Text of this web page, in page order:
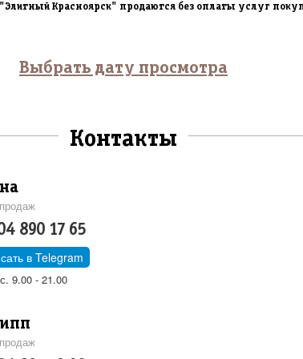
"Элитный Красноярск" продаются без оплаты услуг
Выбрать дату просмотра
Контакты
890 17 65
в Telegram
9.00 - 21.00